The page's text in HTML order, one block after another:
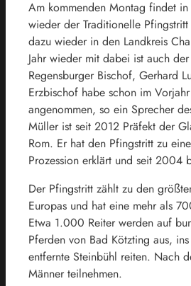
Am kommenden Montag findet
wieder der Traditionelle Pfingstritt
dazu wieder in den Landkreis
Jahr wieder mit dabei ist auch
Regensburger Bischof, Gerhard
Erzbischof habe schon im
angenommen, so ein Sprecher
Müller ist seit 2012 Präfekt der
Rom. Er hat den Pfingstritt zu
Prozession erklärt und seit 2004
Der Pfingstritt zählt zu den
Europas und hat eine mehr als
Etwa 1.000 Reiter werden auf
Pferden von Bad Kötzting aus,
entfernte Steinbühl reiten. Nach
Männer teilnehmen.